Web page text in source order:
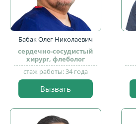
Бабак Олег Николаевич
сердечно-сосудистый
хирург, флеболог
стаж работы: 34 года
Вызвать